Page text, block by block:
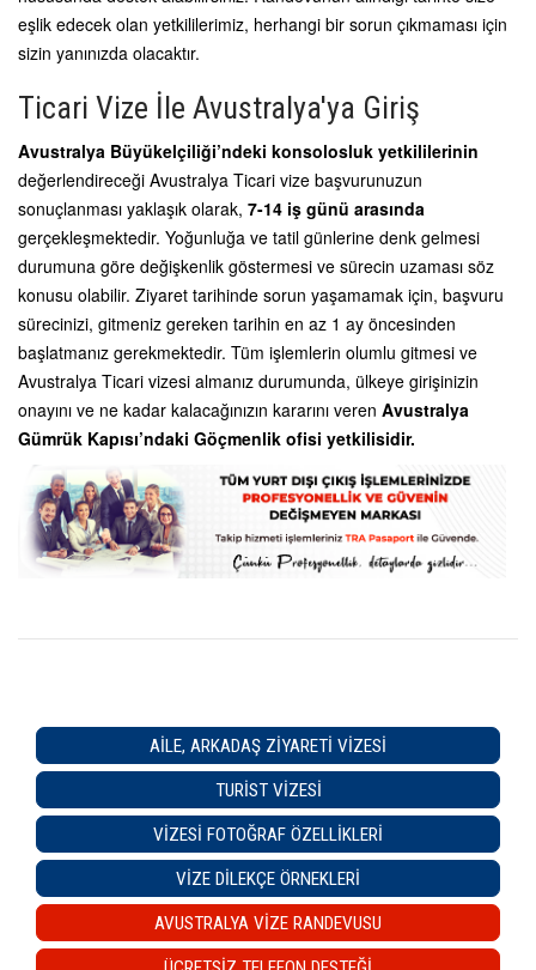
eşlik edecek olan yetkililerimiz, herhangi bir sorun çıkmaması için
sizin yanınızda olacaktır.
Ticari Vize İle Avustralya'ya Giriş
Avustralya Büyükelçiliği’ndeki konsolosluk yetkililerinin
değerlendireceği Avustralya Ticari vize başvurunuzun
sonuçlanması yaklaşık olarak, 7-14 iş günü arasında
gerçekleşmektedir. Yoğunluğa ve tatil günlerine denk gelmesi
durumuna göre değişkenlik göstermesi ve sürecin uzaması söz
konusu olabilir. Ziyaret tarihinde sorun yaşamamak için, başvuru
sürecinizi, gitmeniz gereken tarihin en az 1 ay öncesinden
başlatmanız gerekmektedir. Tüm işlemlerin olumlu gitmesi ve
Avustralya Ticari vizesi almanız durumunda, ülkeye girişinizin
onayını ve ne kadar kalacağınızın kararını veren Avustralya
Gümrük Kapısı’ndaki Göçmenlik ofisi yetkilisidir.
AILE, ARKADAŞ ZIYARETI VIZESI
TURIST VIZESI
VIZESI FOTOĞRAF ÖZELLIKLERI
VIZE DILEKÇE ÖRNEKLERI
AVUSTRALYA VİZE RANDEVUSU